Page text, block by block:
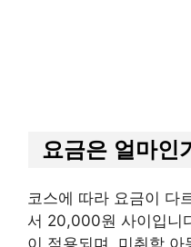
요금은 얼마인
코스에 따라 요금이 다
서 20,000원 사이입니
이 적용되며, 미취학 아